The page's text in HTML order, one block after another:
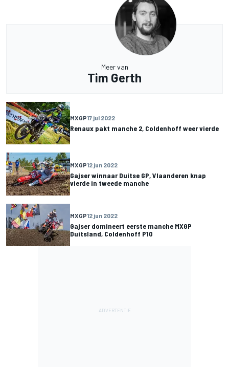
Meer van
Tim Gerth
MXGP17 jul 2022
Renaux pakt manche 2, Coldenhoff weer vierde
MXGP12 jun 2022
Gajser winnaar Duitse GP, Vlaanderen knap
vierde in tweede manche
MXGP12 jun 2022
Gajser domineert eerste manche MXGP
Duitsland, Coldenhoff P10